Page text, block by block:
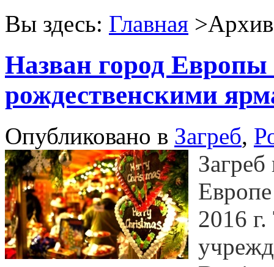
Вы здесь: Главная >Архив
Назван город
рождественскими
Опубликовано в Загреб,
2016